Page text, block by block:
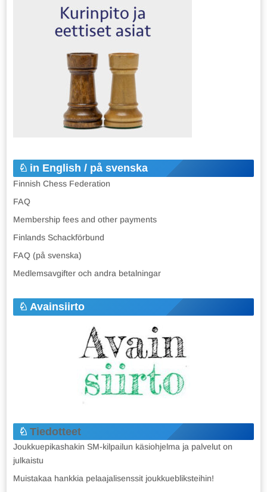
in English / på svenska
Finnish Chess Federation
FAQ
Membership fees and other payments
Finlands Schackförbund
FAQ (på svenska)
Medlemsavgifter och andra betalningar
Avainsiirto
Tiedotteet
Joukkuepikashakin SM-kilpailun käsiohjelma ja palvelut on
julkaistu
Muistakaa hankkia pelaajalisenssit joukkuebliksteihin!